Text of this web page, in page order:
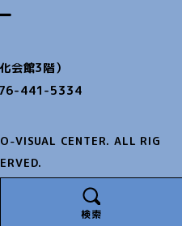
検索
会館3階）
441-5334
VISUAL CENTER. ALL RIG